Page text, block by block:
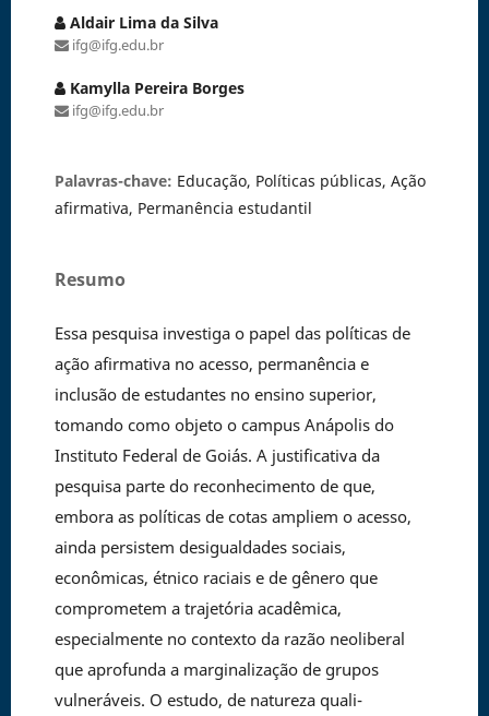
Aldair Lima da Silva
ifg@ifg.edu.br
Kamylla Pereira Borges
ifg@ifg.edu.br
Palavras-chave: Educação, Políticas públicas, Ação
afirmativa, Permanência estudantil
Resumo
Essa pesquisa investiga o papel das políticas de
ação afirmativa no acesso, permanência e
inclusão de estudantes no ensino superior,
tomando como objeto o campus Anápolis do
Instituto Federal de Goiás. A justificativa da
pesquisa parte do reconhecimento de que,
embora as políticas de cotas ampliem o acesso,
ainda persistem desigualdades sociais,
econômicas, étnico raciais e de gênero que
comprometem a trajetória acadêmica,
especialmente no contexto da razão neoliberal
que aprofunda a marginalização de grupos
vulneráveis. O estudo, de natureza quali-